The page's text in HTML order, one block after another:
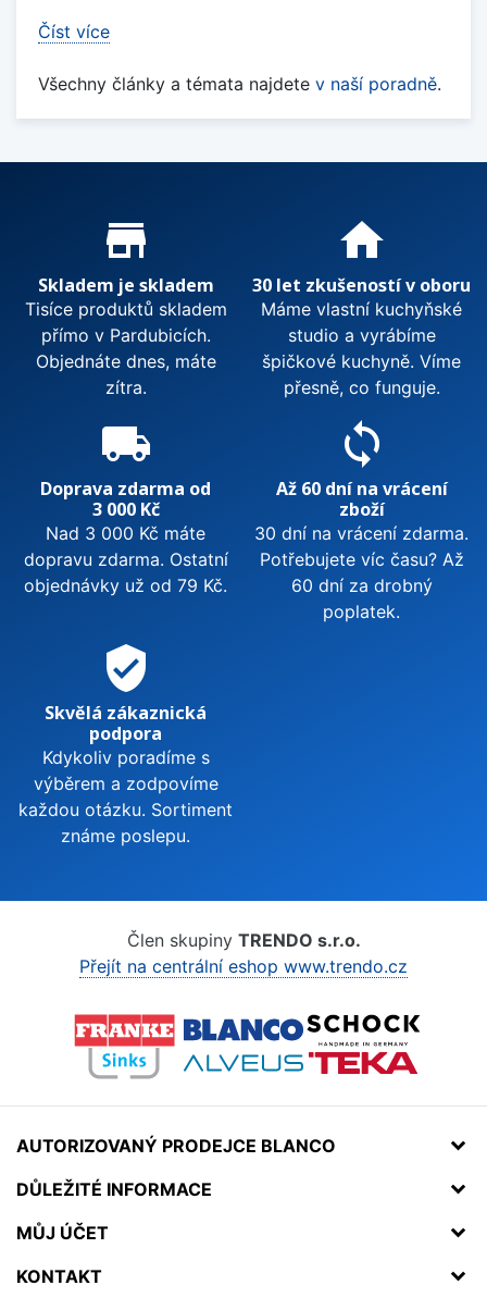
Číst více
Všechny články a témata najdete v naší poradně.
Proč nakupovat u nás?
store_mall_directory
Skladem je skladem
Tisíce produktů skladem
přímo v Pardubicích.
Objednáte dnes, máte
zítra.
home
30 let zkušeností v oboru
Máme vlastní kuchyňské
studio a vyrábíme
špičkové kuchyně. Víme
přesně, co funguje.
local_shipping
Doprava zdarma od
3 000 Kč
Nad 3 000 Kč máte
dopravu zdarma. Ostatní
objednávky už od 79 Kč.
sync
Až 60 dní na vrácení
zboží
30 dní na vrácení zdarma.
Potřebujete víc času? Až
60 dní za drobný
poplatek.
verified_user
Skvělá zákaznická
podpora
Kdykoliv poradíme s
výběrem a zodpovíme
každou otázku. Sortiment
známe poslepu.
Člen skupiny TRENDO s.r.o.
Přejít na centrální eshop www.trendo.cz
AUTORIZOVANÝ PRODEJCE BLANCO
DŮLEŽITÉ INFORMACE
MŮJ ÚČET
KONTAKT